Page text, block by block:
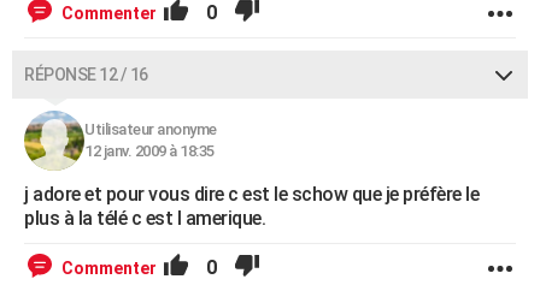
Commenter 0
RÉPONSE 12 / 16
Utilisateur anonyme
12 janv. 2009 à 18:35
j adore et pour vous dire c est le schow que je préfère le
plus à la télé c est l amerique.
Commenter 0